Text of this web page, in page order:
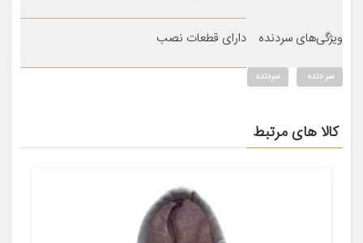
ویژگی‌های سردنده دارای قطعات نصب
سر دنده سردنده
کالا های مرتبط